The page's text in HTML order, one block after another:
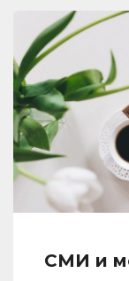
СМИ и